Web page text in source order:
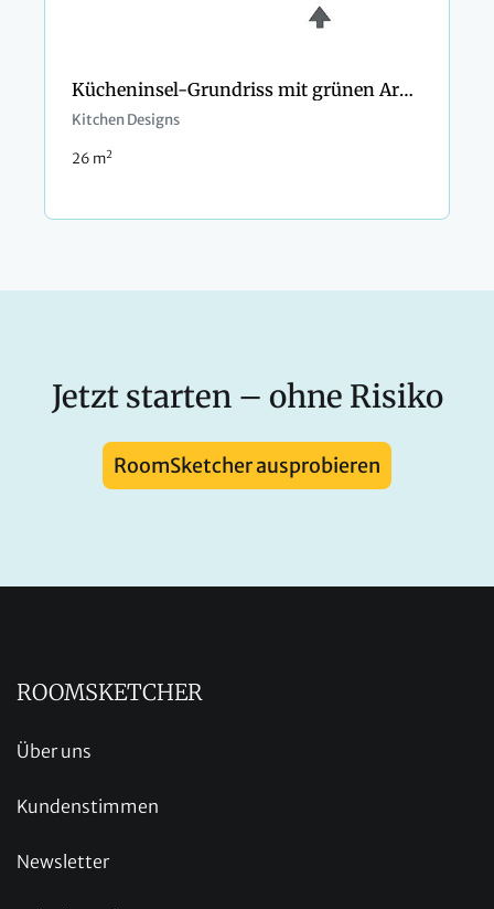
Kücheninsel-Grundriss mit grünen Arbeitsplatten
Kitchen Designs
26 m2
Jetzt starten – ohne Risiko
RoomSketcher ausprobieren
ROOMSKETCHER
Über uns
Kundenstimmen
Newsletter